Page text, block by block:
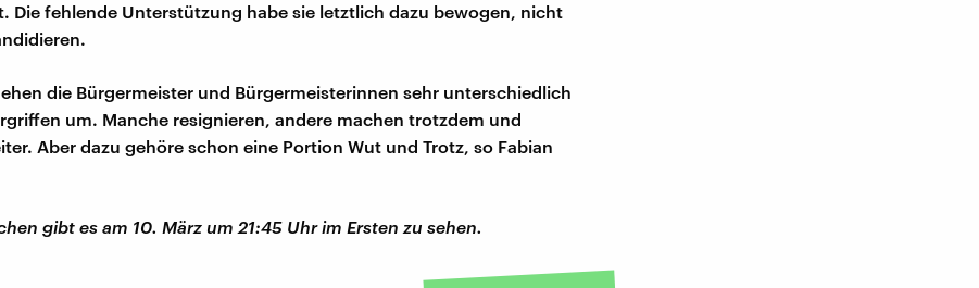
Die fehlende Unterstützung habe sie letztlich dazu bewogen, nicht
die Bürgermeister und Bürgermeisterinnen sehr unterschiedlich
um. Manche resignieren, andere machen trotzdem und
Aber dazu gehöre schon eine Portion Wut und Trotz, so Fabian
gibt es am 10. März um 21:45 Uhr im Ersten zu sehen.